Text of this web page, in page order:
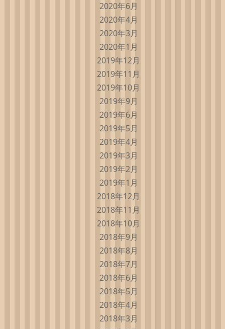
2020年6月
2020年4月
2020年3月
2020年1月
2019年12月
2019年11月
2019年10月
2019年9月
2019年6月
2019年5月
2019年4月
2019年3月
2019年2月
2019年1月
2018年12月
2018年11月
2018年10月
2018年9月
2018年8月
2018年7月
2018年6月
2018年5月
2018年4月
2018年3月